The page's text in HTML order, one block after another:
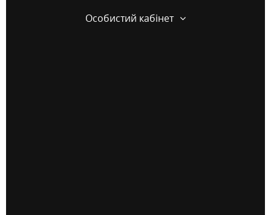
Особистий кабінет